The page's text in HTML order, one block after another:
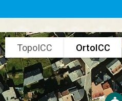
TopoICC OrtoICC